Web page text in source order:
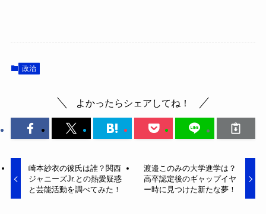
政治
よかったらシェアしてね！
崎本紗衣の彼氏は誰？関西
ジャニーズJr.との熱愛疑惑
と芸能活動を調べてみた！
渡邉このみの大学進学は？
高卒認定後のギャップイヤ
ー時に見つけた新たな夢！